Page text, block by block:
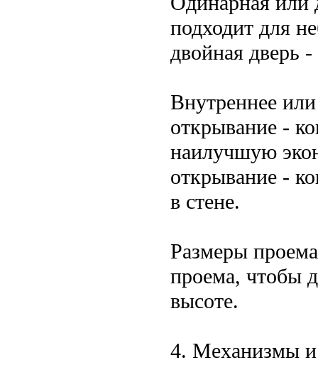
подходит для
двойная дверь
Внутреннее
открывание -
наилучшую
открывание -
в стене.
Размеры
проема, чтобы
высоте.
4. Механизмы и